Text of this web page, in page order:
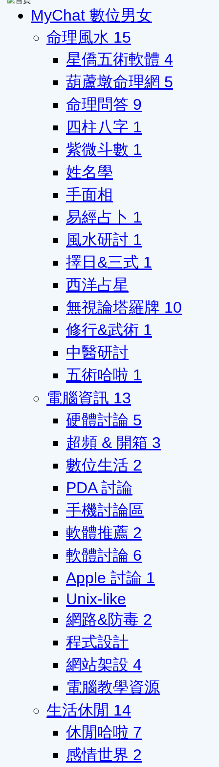
MyChat 數位男女
命理風水 15
星僑五術軟體 4
葫蘆墩命理網 5
命理問答 9
四柱八字 1
紫微斗數 1
姓名學
手面相
易經占卜 1
風水研討 1
擇日&三式 1
西洋占星
無視論塔羅牌 10
修行&武術 1
中醫研討
五術哈啦 1
電腦資訊 13
硬體討論 5
超頻 & 開箱 3
數位生活 2
PDA 討論
手機討論區
軟體推薦 2
軟體討論 6
Apple 討論 1
Unix-like
網路&防毒 2
程式設計
網站架設 4
電腦教學資源
生活休閒 14
休閒哈啦 7
感情世界 2